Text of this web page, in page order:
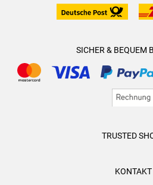
SICHER & BEQUEM
TRUSTED
KONTAKT